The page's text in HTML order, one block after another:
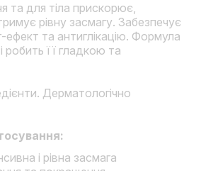
та для тіла прискорює,
рівну засмагу. Забезпечує
ефект та антиглікацію. Формула
робить її гладкою та
Дерматологічно
і рівна засмага